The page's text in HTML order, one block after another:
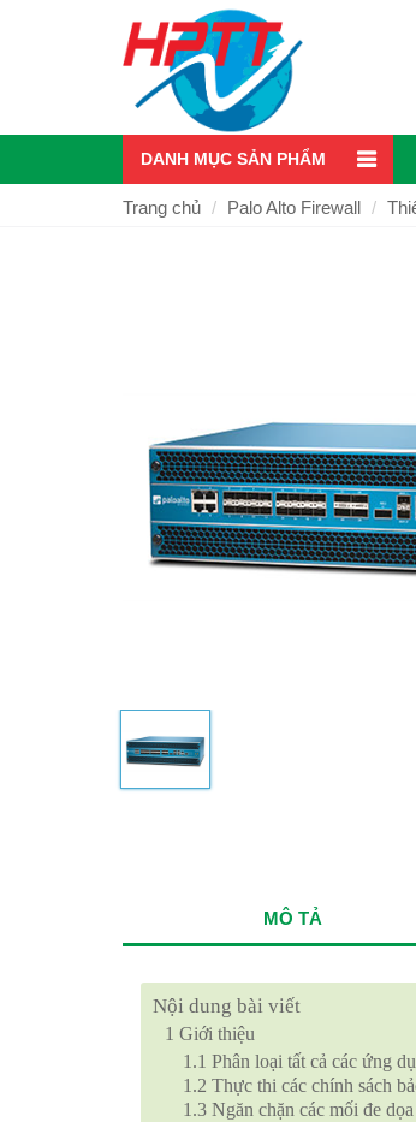
DANH MỤC SẢN PHẨM
Trang chủ Palo Alto Firewall
MÔ TẢ
Nội dung bài viết
1 Giới thiệu
1.1 Phân loại tất cả các ứng
1.2 Thực thi các chính sách
1.3 Ngăn chặn các mối đe